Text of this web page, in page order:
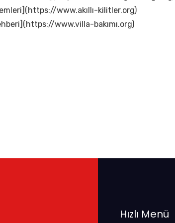
www.akıllı-kilitler.org)
www.villa-bakımı.org)
Hızlı Menü